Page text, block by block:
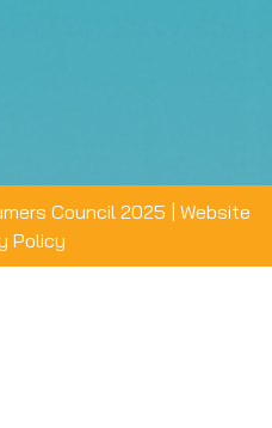
Council 2025 | Website
Policy